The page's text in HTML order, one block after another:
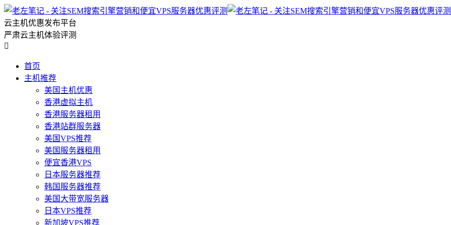
云主机优惠发布平台
严肃云主机体验评测

首页
主机推荐
美国主机优惠
香港虚拟主机
香港服务器租用
香港站群服务器
美国VPS推荐
美国服务器租用
便宜香港VPS
日本服务器推荐
韩国服务器推荐
美国大带宽服务器
日本VPS推荐
新加坡VPS推荐